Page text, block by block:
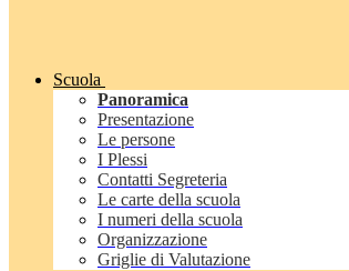
Scuola
Panoramica
Presentazione
Le persone
I Plessi
Contatti Segreteria
Le carte della scuola
I numeri della scuola
Organizzazione
Griglie di Valutazione